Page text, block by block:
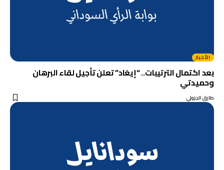
الأخبار
بعد اكتمال الترتيبات.. “إيغاد” تعلن تأجيل لقاء البرهان
وحميدتي
طارق الجزولي